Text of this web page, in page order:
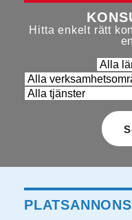
Hitta enkelt rätt